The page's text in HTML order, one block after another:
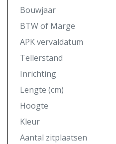
Bouwjaar
BTW of Marge
APK vervaldatum
Tellerstand
Inrichting
Lengte (cm)
Hoogte
Kleur
Aantal zitplaatsen